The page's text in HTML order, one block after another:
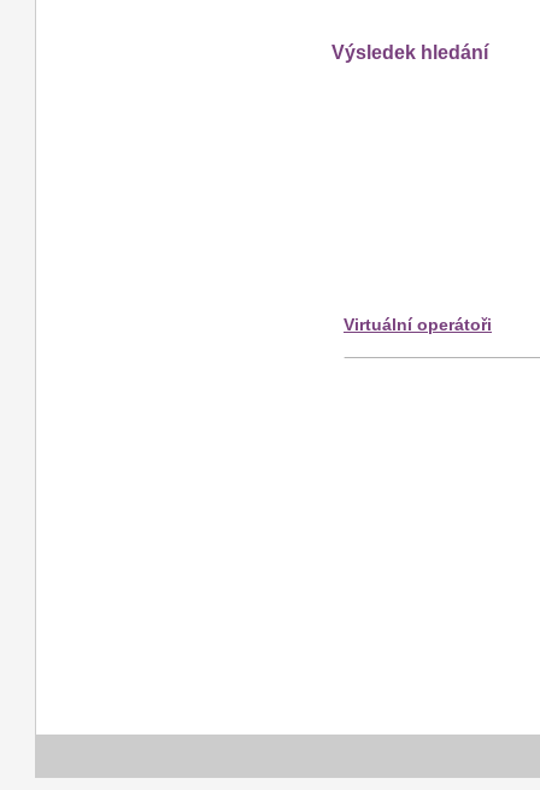
Výsledek hledání
Virtuální operátoři